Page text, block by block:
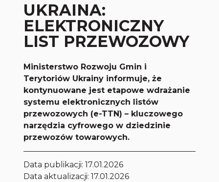
UKRAINA:
ELEKTRONICZNY
LIST PRZEWOZOWY
Ministerstwo Rozwoju Gmin i
Terytoriów Ukrainy informuje, że
kontynuowane jest etapowe wdrażanie
systemu elektronicznych listów
przewozowych (e-TTN) – kluczowego
narzędzia cyfrowego w dziedzinie
przewozów towarowych.
Data publikacji:17.01.2026
Data aktualizacji: 17.01.2026